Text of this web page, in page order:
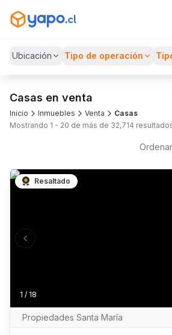
Ubicación Tipo de operación
Casas en venta
Inicio Inmuebles Venta
Casas
Mostrando 1 - 20 de más de 32,714
1 / 18
Previous slide
Resaltado
Propiedades Santa María